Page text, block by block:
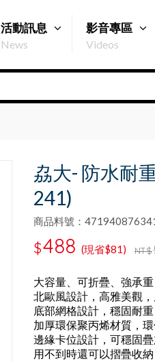
活動訊息
News
影音專區
Videos
劦大- 防水耐
241)
商品料號：
$488 (現省$81) NT$
大容量、可折疊、強承重
北歐風設計，高雅美觀
底部網格設計，穩固耐
加厚環保聚丙烯材質，
邊緣卡位設計，可穩固
用不到時還可以摺疊收